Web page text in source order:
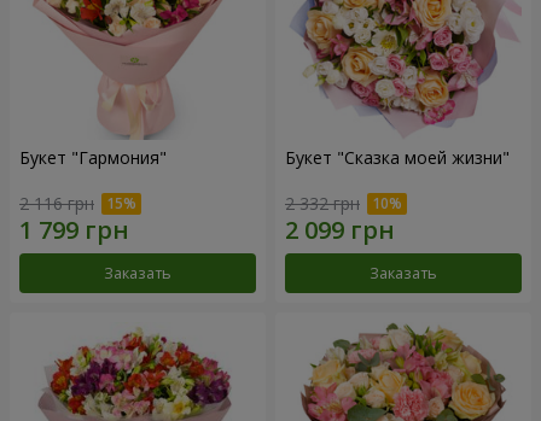
Букет "Гармония"
2 116 грн
Заказать
Букет "Сказка моей жизни"
2 332 грн
Заказать